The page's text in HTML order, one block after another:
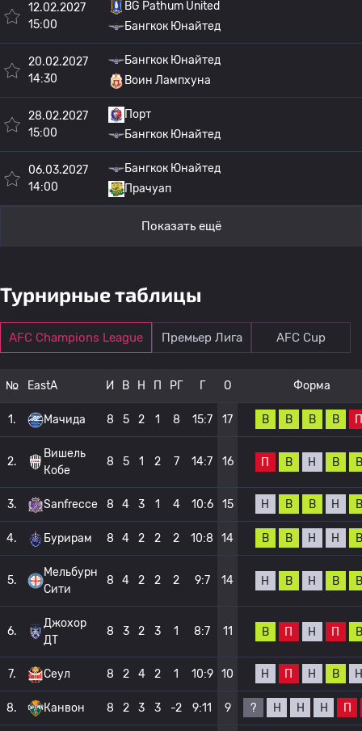
12.02.2027
15:00
BG Pathum United
Бангкок Юнайтед
20.02.2027
14:30
Бангкок Юнайтед
Воин Лампхуна
28.02.2027
15:00
Порт
Бангкок Юнайтед
06.03.2027
14:00
Бангкок Юнайтед
Прачуап
Показать ещё
Турнирные таблицы
AFC Champions League Премьер Лига AFC Cup
№ EastA И В Н П РГ Г О Форма
1. Мачида 8 5 2 1 8 15:7 17 В В В В П
2.
Вишель
Кобе
8 5 1 2 7 14:7 16 П В Н В В
3. Sanfrecce 8 4 3 1 4 10:6 15 Н В В Н В
4. Бурирам 8 4 2 2 2 10:8 14 В В Н Н В
5.
Мельбурн
Сити
8 4 2 2 2 9:7 14 Н В Н В В
6.
Джохор
ДТ
8 3 2 3 1 8:7 11 В П Н П В
7. Сеул 8 2 4 2 1 10:9 10 Н П Н В Н
8. Канвон 8 2 3 3 -2 9:11 9 ? Н Н Н П